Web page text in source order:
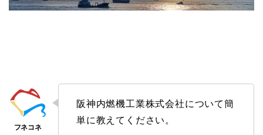
阪神内燃機工業株式会社について簡
単に教えてください。